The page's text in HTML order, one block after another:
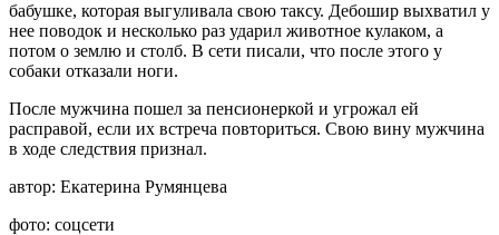
бабушке, которая выгуливала свою таксу. Дебошир выхватил у
нее поводок и несколько раз ударил животное кулаком, а
потом о землю и столб. В сети писали, что после этого у
собаки отказали ноги.
После мужчина пошел за пенсионеркой и угрожал ей
расправой, если их встреча повториться. Свою вину мужчина
в ходе следствия признал.
автор: Екатерина Румянцева
фото: соцсети